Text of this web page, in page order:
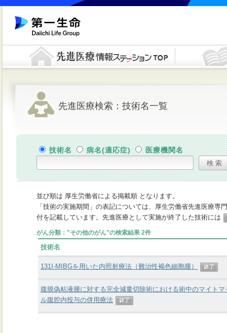
先進医療検索：技術名一覧
技術名 病名(適応症) 医療機関名
並び順は 厚生労働省による掲載順 となります。
「技術の実施期間」の表記については、厚生労働省先進医療
付を記載しています。先進医療として実施が終了した技術には
がん分類："その他のがん"の検索結果 2件
技術名
131I-MIBGを用いた内照射療法（難治性褐色細胞腫）
腹膜偽粘液腫に対する完全減量切除術における術中のマイト
ル腹腔内投与の併用療法